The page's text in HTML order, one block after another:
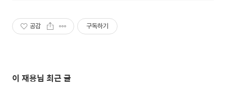
공감 구독하기
이 재용님 최근 글